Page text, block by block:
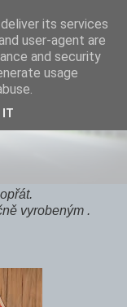
vyrobeným .
its services
user-agent are
and security
usage
IT